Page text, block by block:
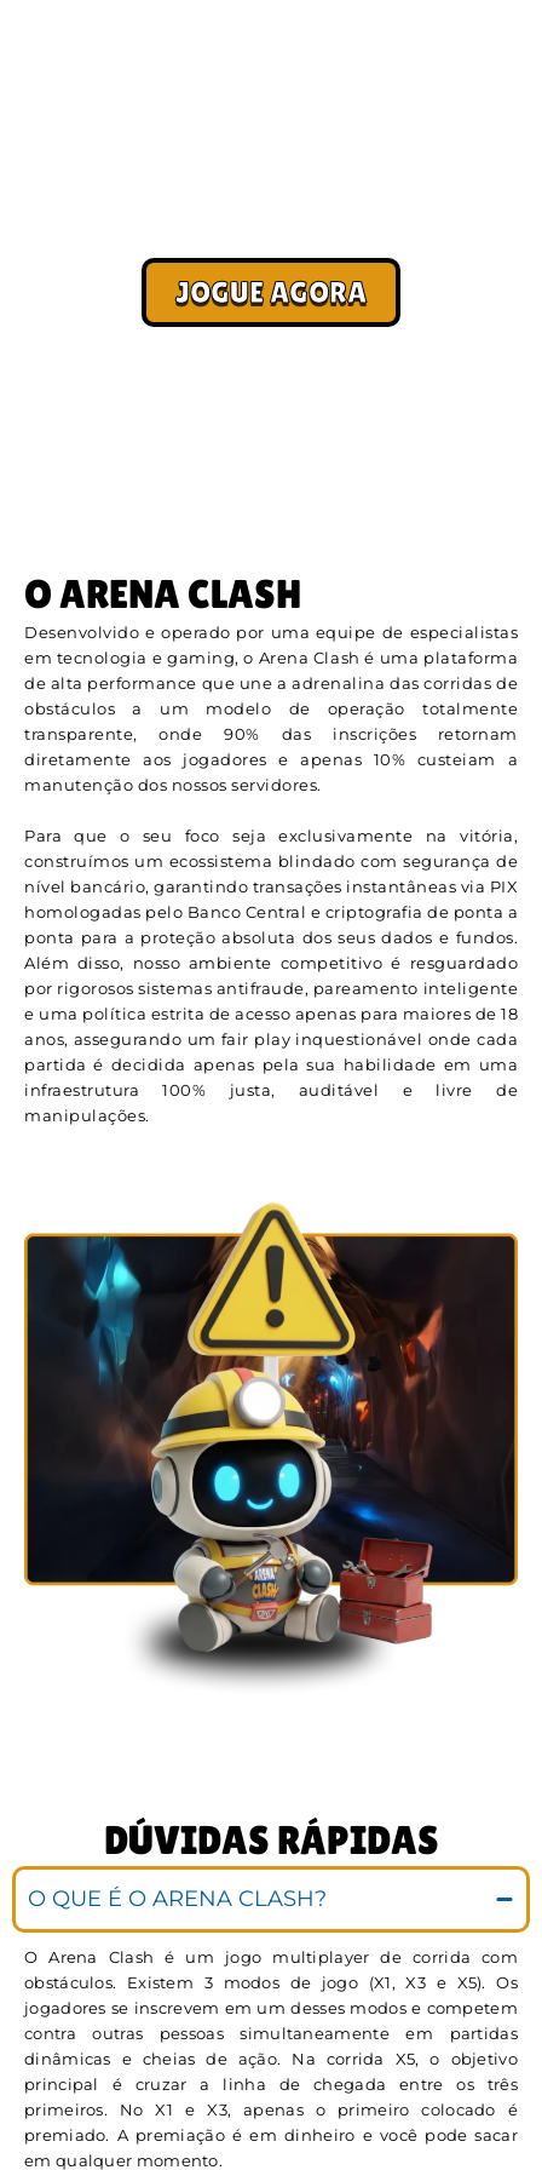
JOGUE AGORA
O ARENA CLASH
Desenvolvido e operado por uma equipe de especialistas
em tecnologia e gaming, o Arena Clash é uma plataforma
de alta performance que une a adrenalina das corridas de
obstáculos a um modelo de operação totalmente
transparente, onde 90% das inscrições retornam
diretamente aos jogadores e apenas 10% custeiam a
manutenção dos nossos servidores.
Para que o seu foco seja exclusivamente na vitória,
construímos um ecossistema blindado com segurança de
nível bancário, garantindo transações instantâneas via PIX
homologadas pelo Banco Central e criptografia de ponta a
ponta para a proteção absoluta dos seus dados e fundos.
Além disso, nosso ambiente competitivo é resguardado
por rigorosos sistemas antifraude, pareamento inteligente
e uma política estrita de acesso apenas para maiores de 18
anos, assegurando um fair play inquestionável onde cada
partida é decidida apenas pela sua habilidade em uma
infraestrutura 100% justa, auditável e livre de
manipulações.
DÚVIDAS RÁPIDAS
O QUE É O ARENA CLASH?
O Arena Clash é um jogo multiplayer de corrida com
obstáculos. Existem 3 modos de jogo (X1, X3 e X5). Os
jogadores se inscrevem em um desses modos e competem
contra outras pessoas simultaneamente em partidas
dinâmicas e cheias de ação. Na corrida X5, o objetivo
principal é cruzar a linha de chegada entre os três
primeiros. No X1 e X3, apenas o primeiro colocado é
premiado. A premiação é em dinheiro e você pode sacar
em qualquer momento.